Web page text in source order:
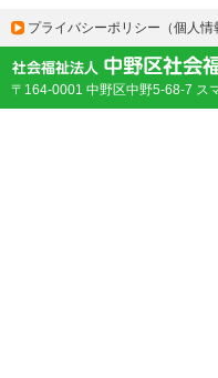
プライバシーポリシー（個人情
〒164-0001 中野区中野5-68-7